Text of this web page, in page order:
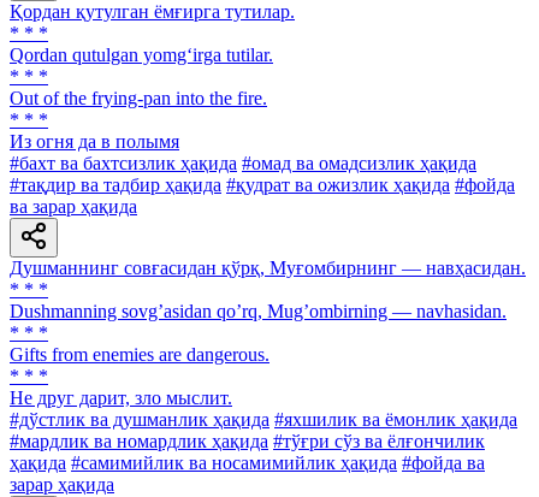
Қордан қутулган ёмғирга тутилар.
* * *
Qordan qutulgan yomg‘irga tutilar.
* * *
Out of the frying-pan into the fire.
* * *
Из огня да в полымя
#бахт ва бахтсизлик ҳақида #омад ва омадсизлик ҳақида
#тақдир ва тадбир ҳақида #қудрат ва ожизлик ҳақида #фойда
ва зарар ҳақида
Душманнинг совғасидан қўрқ, Муғомбирнинг — навҳасидан.
* * *
Dushmanning sovgʼasidan qoʼrq, Mugʼombirning — navhasidan.
* * *
Gifts from enemies are dangerous.
* * *
Не друг дарит, зло мыслит.
#дўстлик ва душманлик ҳақида #яхшилик ва ёмонлик ҳақида
#мардлик ва номардлик ҳақида #тўғри сўз ва ёлғончилик
ҳақида #самимийлик ва носамимийлик ҳақида #фойда ва
зарар ҳақида